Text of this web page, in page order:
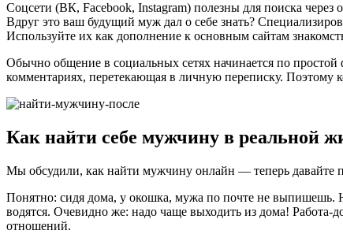
Соцсети (ВК, Facebook, Instagram) полезны для поиска
Вдруг это ваш будущий муж дал о себе знать?
Используйте их как дополнение к основным сайтам
Обычно общение в социальных сетях начинается по простой
комментариях, перетекающая в личную переписку. Поэтому
Как найти себе мужчину в реальной
Мы обсудили, как найти мужчину онлайн — теперь давайте
Понятно: сидя дома, у окошка, мужа по почте не выпишешь.
водятся. Очевидно же: надо чаще выходить из дома!
отношений.